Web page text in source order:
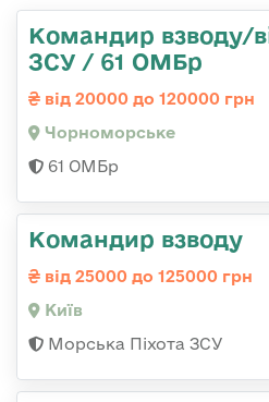
Командир взводу/
ЗСУ / 61 ОМБр
від 20000 до 120000 грн
Чорноморське
61 ОМБр
Командир взводу
від 25000 до 125000 грн
Київ
Морська Піхота ЗСУ